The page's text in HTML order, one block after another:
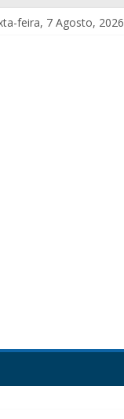
feira, 7 Agosto, 2026